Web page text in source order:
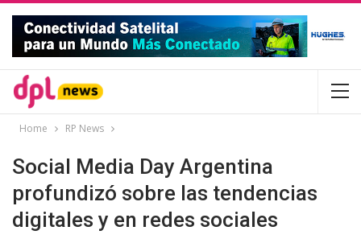
Home RP News
Social Media Day Argentina
profundizó sobre las tendencias
digitales y en redes sociales